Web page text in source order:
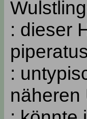
: dieser
:
näheren